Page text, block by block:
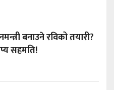
बनाउने रविको तयारी?
सहमति!